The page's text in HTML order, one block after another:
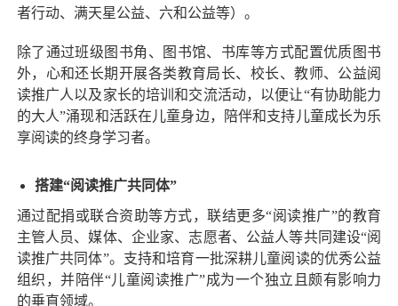
者行动、满天星公益、六和公益等）。
除了通过班级图书角、图书馆、书库等方式配置优质图书
外，心和还长期开展各类教育局长、校长、教师、公益阅
读推广人以及家长的培训和交流活动，以便让“有协助能力
的大人”涌现和活跃在儿童身边，陪伴和支持儿童成长为乐
享阅读的终身学习者。
搭建“阅读推广共同体”
通过配捐或联合资助等方式，联结更多“阅读推广”的教育
主管人员、媒体、企业家、志愿者、公益人等共同建设“阅
读推广共同体”。支持和培育一批深耕儿童阅读的优秀公益
组织，并 陪伴“儿童阅读推广”成为一个独立且颇有影响力
的垂直领域。